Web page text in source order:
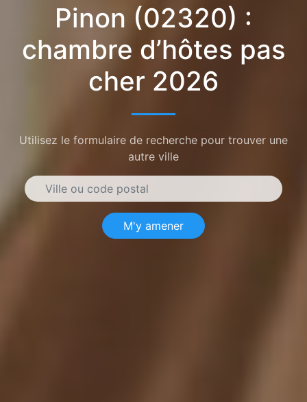
Pinon (02320) :
chambre d’hôtes pas
cher 2026
Utilisez le formulaire de recherche pour trouver une
autre ville
M'y amener